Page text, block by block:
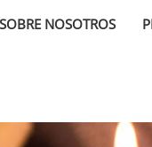
SOBRE NOSOTROS